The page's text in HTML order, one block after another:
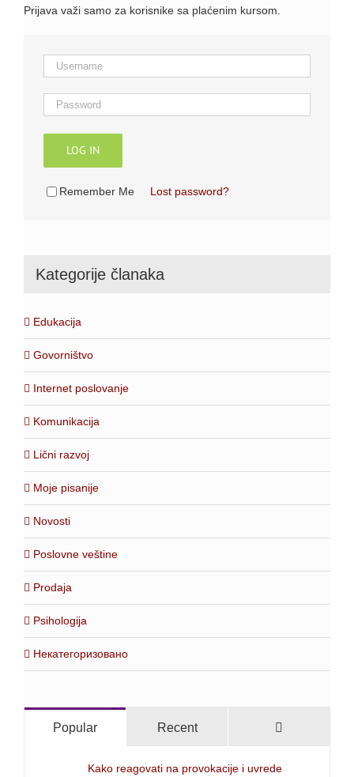
Prijava važi samo za korisnike sa plaćenim kursom.
LOG IN
Remember Me Lost password?
Kategorije članaka
Edukacija
Govorništvo
Internet poslovanje
Komunikacija
Lični razvoj
Moje pisanije
Novosti
Poslovne veštine
Prodaja
Psihologija
Некатегоризовано
Popular Recent
Kako reagovati na provokacije i uvrede